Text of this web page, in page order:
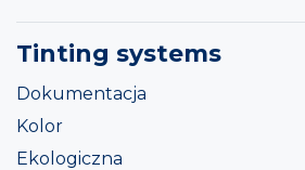
Tinting systems
Dokumentacja
Kolor
Ekologiczna